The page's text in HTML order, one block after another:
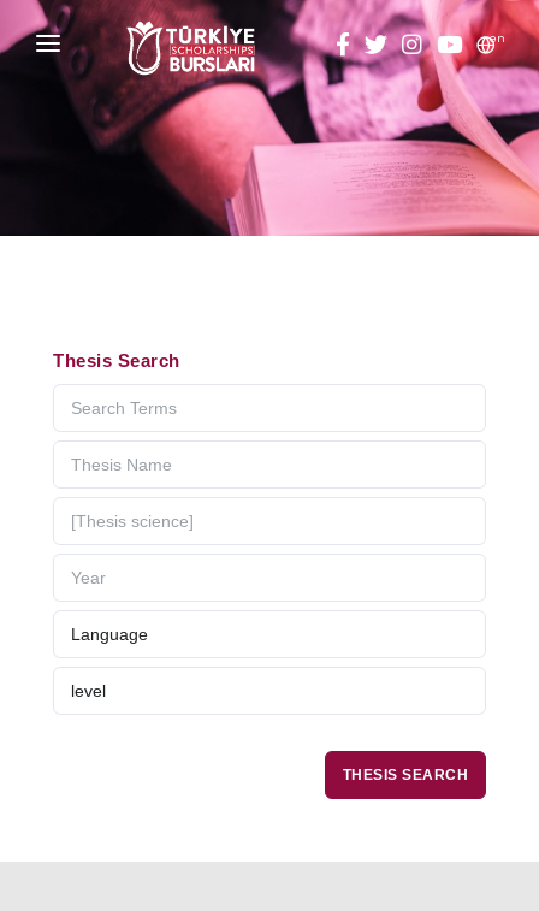
en
HOME
ABOUT
TÜRKİYE SCHOLARSHIPS
Application Calendar
Application in 5 Steps
Evaluation and Selection Process
Fresher's Guide
Scholarship Procedures
ALUMNI
THESIS SCANNING
APPLICATION/LOGIN
Thesis Search